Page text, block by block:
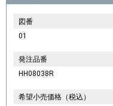
図番
01
発注品番
HH08038R
希望小売価格（税込）